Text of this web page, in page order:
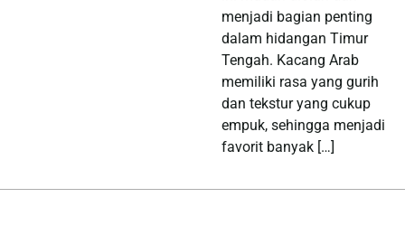
menjadi bagian penting
dalam hidangan Timur
Tengah. Kacang Arab
memiliki rasa yang gurih
dan tekstur yang cukup
empuk, sehingga menjadi
favorit banyak […]